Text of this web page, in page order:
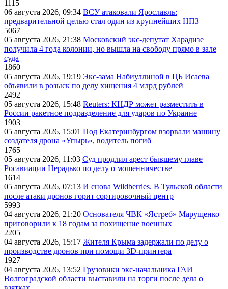
1115
06 августа 2026, 09:34 ВСУ атаковали Ярославль:
предварительной целью стал один из крупнейших НПЗ
5067
05 августа 2026, 21:38 Московский экс-депутат Харадизе
получила 4 года колонии, но вышла на свободу прямо в зале
суда
1860
05 августа 2026, 19:19 Экс-зама Набиуллиной в ЦБ Исаева
объявили в розыск по делу хищения 4 млрд рублей
2492
05 августа 2026, 15:48 Reuters: КНДР может разместить в
России ракетное подразделение для ударов по Украине
1903
05 августа 2026, 15:01 Под Екатеринбургом взорвали машину
создателя дрона «Упырь», водитель погиб
1765
05 августа 2026, 11:03 Суд продлил арест бывшему главе
Росавиации Нерадько по делу о мошенничестве
1614
05 августа 2026, 07:13 И снова Wildberries. В Тульской области
после атаки дронов горит сортировочный центр
5993
04 августа 2026, 21:20 Основателя ЧВК «Ястреб» Марущенко
приговорили к 18 годам за похищение военных
2205
04 августа 2026, 15:17 Жителя Крыма задержали по делу о
производстве дронов при помощи 3D‑принтера
1927
04 августа 2026, 13:52 Грузовики экс-начальника ГАИ
Волгоградской области выставили на торги после дела о